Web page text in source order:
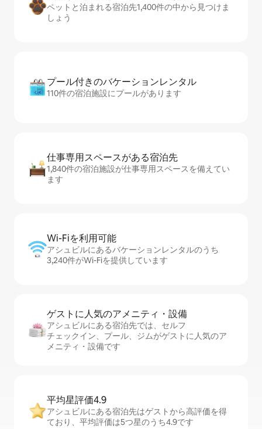
ペットと泊まれる宿泊先1,400件の中から見つけま
しょう
プール付きのバ⁠ケ⁠ー⁠シ⁠ョ⁠ンレ⁠ン⁠タ⁠ル
110件の宿泊施設にプールがあります
仕事専用ス⁠ペ⁠ー⁠スがあ⁠る宿⁠泊⁠先
1,840件の宿泊施設が仕事専用スペースを備えてい
ます
Wi-Fiを利⁠用⁠可⁠能
アシュビルにあるバケーションレンタルのうち
3,240件がWi-Fiを提供しています
ゲストに人⁠気⁠のア⁠メ⁠ニ⁠テ⁠ィ・設⁠備
アシュビルにある宿泊先では、セ⁠ル⁠フ
チ⁠ェ⁠ッ⁠ク⁠イ⁠ン、プール、ジムがゲストに人気のア
メニティ・設備です
平均星評価4.9
アシュビルにある宿泊先はゲストから高評価を得
ており、平均評価は5つ星のうち4.9です